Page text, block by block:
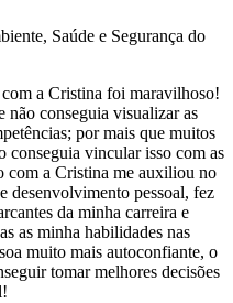
Saúde e Segurança do
a Cristina foi maravilhoso!
não conseguia visualizar as
por mais que muitos
conseguia vincular isso com as
com a Cristina me auxiliou no
desenvolvimento pessoal, fez
da minha carreira e
as minha habilidades nas
muito mais autoconfiante, o
tomar melhores decisões